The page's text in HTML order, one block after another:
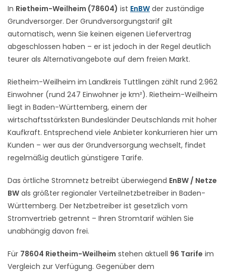
In Rietheim-Weilheim (78604) ist EnBW der zuständige
Grundversorger. Der Grundversorgungstarif gilt
automatisch, wenn Sie keinen eigenen Liefervertrag
abgeschlossen haben – er ist jedoch in der Regel deutlich
teurer als Alternativangebote auf dem freien Markt.
Rietheim-Weilheim im Landkreis Tuttlingen zählt rund 2.962
Einwohner (rund 247 Einwohner je km²). Rietheim-Weilheim
liegt in Baden-Württemberg, einem der
wirtschaftsstärksten Bundesländer Deutschlands mit hoher
Kaufkraft. Entsprechend viele Anbieter konkurrieren hier um
Kunden – wer aus der Grundversorgung wechselt, findet
regelmäßig deutlich günstigere Tarife.
Das örtliche Stromnetz betreibt überwiegend EnBW / Netze
BW als größter regionaler Verteilnetzbetreiber in Baden-
Württemberg. Der Netzbetreiber ist gesetzlich vom
Stromvertrieb getrennt – Ihren Stromtarif wählen Sie
unabhängig davon frei.
Für 78604 Rietheim-Weilheim stehen aktuell 96 Tarife im
Vergleich zur Verfügung. Gegenüber dem